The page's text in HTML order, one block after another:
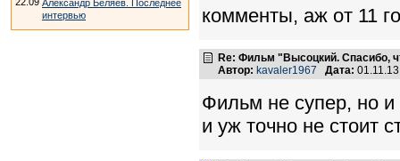
Александр Беляев. Последнее
интервью
комменты, аж от 11
Re: Фильм "Высоцкий. Спасибо,
Автор: kavaler1967 Дата:
Фильм не супер, но и
и уж точно не стоит